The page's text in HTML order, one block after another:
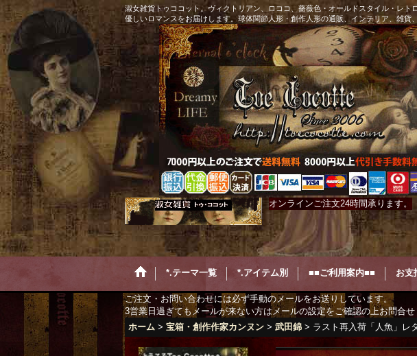
淑女雑貨トゥココット。ヴィクトリアン、ロココ、薔薇色・オールドスタイル・レ
優しいロマンスをお届けします。球体関節人形・創作人形の通販、インテリア、雑
オンラインご注文24時間承ります。
*.テーマ一覧 *.アイテム別 ■■ご利用案内■■ お支
ご注文・お問い合わせには必ず手動のメールをお送りしています。
3営業日過ぎてもメールが来ない方はメールの設定をご確認の上お問合せ
ホーム > 宝箱・創作作家カンヌン > 武田錦 > ラスト再入荷「人魚」レ